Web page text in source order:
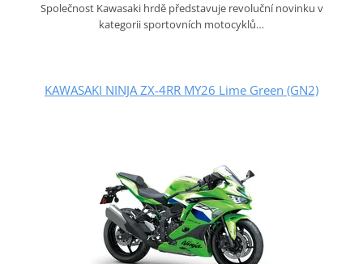
Společnost Kawasaki hrdě představuje revoluční novinku v
kategorii sportovních motocyklů…
KAWASAKI NINJA ZX-4RR MY26 Lime Green (GN2)